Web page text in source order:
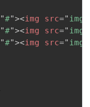
"#"><img src="
"#"><img src="
"#"><img src="